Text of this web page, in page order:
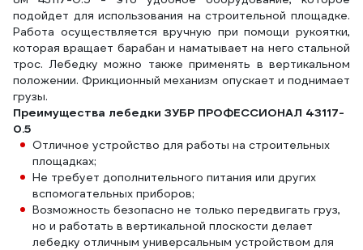
подойдет для использования на строительной площадке.
Работа осуществляется вручную при помощи рукоятки,
которая вращает барабан и наматывает на него стальной
трос. Лебедку можно также применять в вертикальном
положении. Фрикционный механизм опускает и поднимает
грузы.
Преимущества лебедки ЗУБР ПРОФЕССИОНАЛ 43117-
0.5
Отличное устройство для работы на строительных
площадках;
Не требует дополнительного питания или других
вспомогательных приборов;
Возможность безопасно не только передвигать груз,
но и работать в вертикальной плоскости делает
лебедку отличным универсальным устройством для